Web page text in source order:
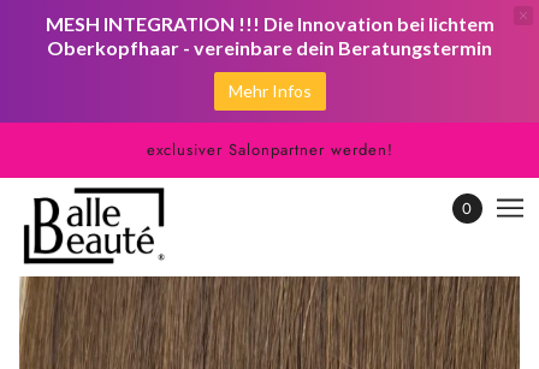
exclusiver Salonpartner werden!
0
MESH INTEGRATION !!! Die Innovation bei lichtem
Oberkopfhaar - vereinbare dein Beratungstermin
Mehr Infos